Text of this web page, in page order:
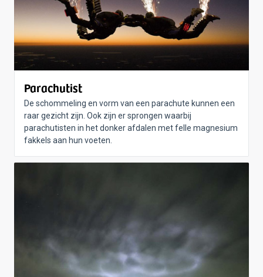
Parachutist
De schommeling en vorm van een parachute kunnen een
raar gezicht zijn. Ook zijn er sprongen waarbij
parachutisten in het donker afdalen met felle magnesium
fakkels aan hun voeten.